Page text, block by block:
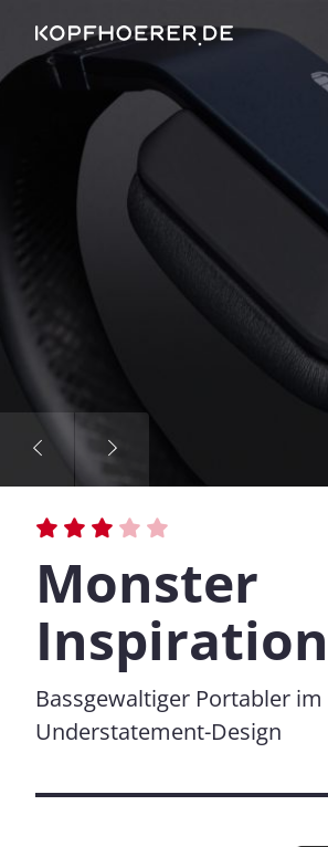
Monster
Bassgewaltiger Portabler im
Understatement-Design